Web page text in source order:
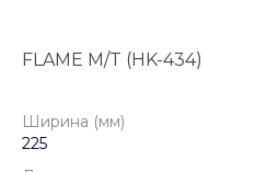
FLAME M/T (HK-434)
Ширина (мм)
225